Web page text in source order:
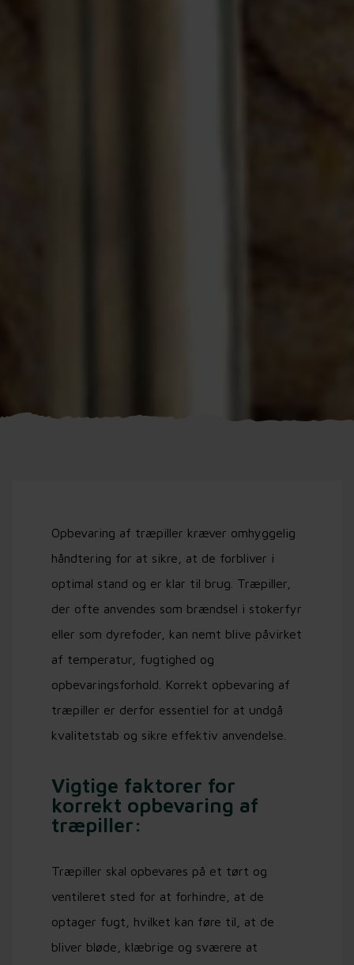
Opbevaring af træpiller kræver omhyggelig
håndtering for at sikre, at de forbliver i
optimal stand og er klar til brug. Træpiller,
der ofte anvendes som brændsel i stokerfyr
eller som dyrefoder, kan nemt blive påvirket
af temperatur, fugtighed og
opbevaringsforhold. Korrekt opbevaring af
træpiller er derfor essentiel for at undgå
kvalitetstab og sikre effektiv anvendelse.
Vigtige faktorer for
korrekt opbevaring af
træpiller:
Træpiller skal opbevares på et tørt og
ventileret sted for at forhindre, at de
optager fugt, hvilket kan føre til, at de
bliver bløde, klæbrige og sværere at